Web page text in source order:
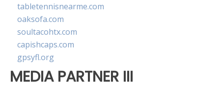
tabletennisnearme.com
oaksofa.com
soultacohtx.com
capishcaps.com
gpsyfl.org
MEDIA PARTNER III